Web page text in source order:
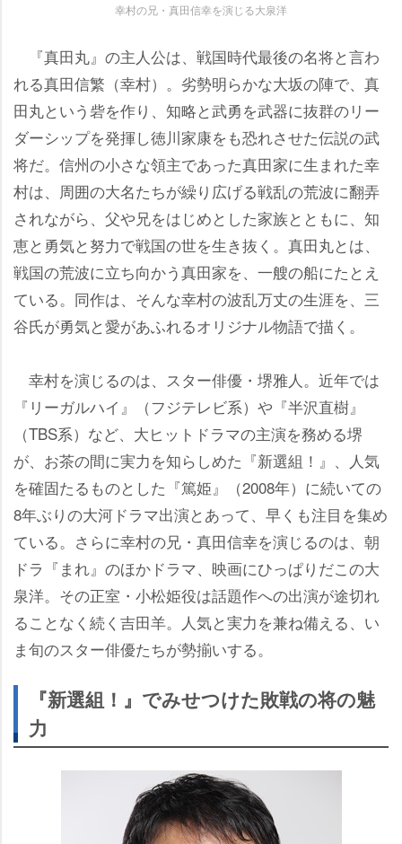
幸村の兄・真田信幸を演じる大泉洋
『真田丸』の主人公は、戦国時代最後の名将と言わ
れる真田信繁（幸村）。劣勢明らかな大坂の陣で、真
田丸という砦を作り、知略と武勇を武器に抜群のリー
ダーシップを発揮し徳川家康をも恐れさせた伝説の武
将だ。信州の小さな領主であった真田家に生まれた幸
村は、周囲の大名たちが繰り広げる戦乱の荒波に翻弄
されながら、父や兄をはじめとした家族とともに、知
恵と勇気と努力で戦国の世を生き抜く。真田丸とは、
戦国の荒波に立ち向かう真田家を、一艘の船にたとえ
ている。同作は、そんな幸村の波乱万丈の生涯を、三
谷氏が勇気と愛があふれるオリジナル物語で描く。
幸村を演じるのは、スター俳優・堺雅人。近年では
『リーガルハイ』（フジテレビ系）や『半沢直樹』
（TBS系）など、大ヒットドラマの主演を務める堺
が、お茶の間に実力を知らしめた『新選組！』、人気
を確固たるものとした『篤姫』（2008年）に続いての
8年ぶりの大河ドラマ出演とあって、早くも注目を集め
ている。さらに幸村の兄・真田信幸を演じるのは、朝
ドラ『まれ』のほかドラマ、映画にひっぱりだこの大
泉洋。その正室・小松姫役は話題作への出演が途切れ
ることなく続く吉田羊。人気と実力を兼ね備える、い
ま旬のスター俳優たちが勢揃いする。
『新選組！』でみせつけた敗戦の将の魅
力